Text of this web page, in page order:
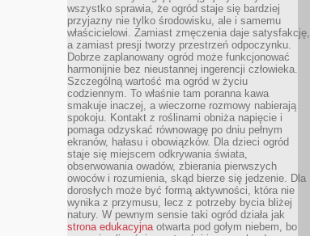
wszystko sprawia, że ogród staje się bardziej
przyjazny nie tylko środowisku, ale i samemu
właścicielowi. Zamiast zmęczenia daje satysfakcję,
a zamiast presji tworzy przestrzeń odpoczynku.
Dobrze zaplanowany ogród może funkcjonować
harmonijnie bez nieustannej ingerencji człowieka.
Szczególną wartość ma ogród w życiu
codziennym. To właśnie tam poranna kawa
smakuje inaczej, a wieczorne rozmowy nabierają
spokoju. Kontakt z roślinami obniża napięcie i
pomaga odzyskać równowagę po dniu pełnym
ekranów, hałasu i obowiązków. Dla dzieci ogród
staje się miejscem odkrywania świata,
obserwowania owadów, zbierania pierwszych
owoców i rozumienia, skąd bierze się jedzenie. Dla
dorosłych może być formą aktywności, która nie
wynika z przymusu, lecz z potrzeby bycia bliżej
natury. W pewnym sensie taki ogród działa jak
strona edukacyjnaotwarta pod gołym niebem, bo